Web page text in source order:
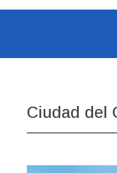
Ciudad del